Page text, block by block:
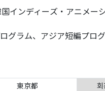
インディーズ・アニメー
ラム、アジア短編プロ
東京都